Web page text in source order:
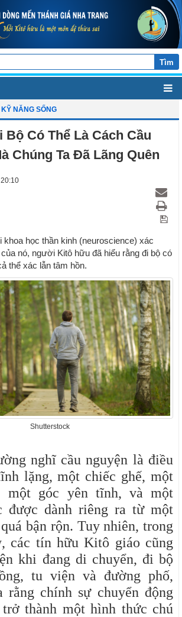
Tìm
KỸ NĂNG SỐNG
Bộ Có Thể Là Cách Cầu
Chúng Ta Đã Lãng Quên
học thần kinh (neuroscience) xác
nó, người Kitô hữu đã hiểu rằng đi bộ có
thể xác lẫn tâm hồn.
Shutterstock
nghĩ cầu nguyện là điều
lặng, một chiếc ghế, một
một góc yên tĩnh, và một
được dành riêng ra từ một
bận rộn. Tuy nhiên, trong
các tín hữu Kitô giáo cũng
khi đang di chuyển, đi bộ
tu viện và đường phố,
rằng chính sự chuyển động
thành một hình thức chú